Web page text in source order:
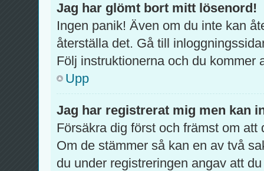
Jag har glömt bort mitt lösenord!
Ingen panik! Även om du inte kan
återställa det. Gå till
Följ instruktionerna och du kommer
Upp
Jag har registrerat mig men kan
Försäkra dig först och främst om
Om de stämmer så kan en av två
du under registreringen angav att